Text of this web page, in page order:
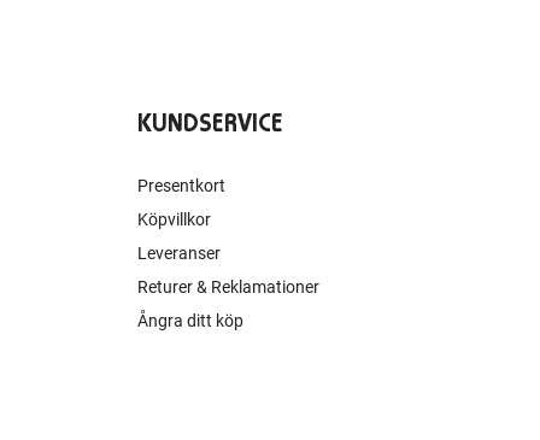
KUNDSERVICE
Presentkort
Köpvillkor
Leveranser
Returer & Reklamationer
Ångra ditt köp